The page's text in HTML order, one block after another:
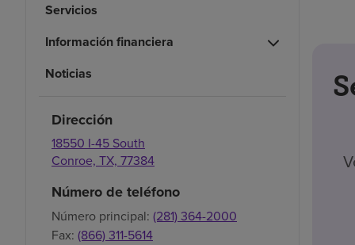
Servicios
Información financiera
Noticias
Dirección
18550 I-45 South
Conroe, TX, 77384
Número de teléfono
Número principal: (281) 364-2000
Fax: (866) 311-5614